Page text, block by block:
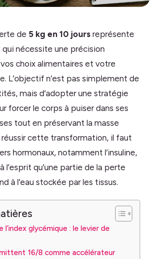
de 5 kg en 10 jours représente
nécessite une précision
choix alimentaires et votre
L’objectif n’est pas simplement de
mais d’adopter une stratégie
forcer le corps à puiser dans ses
tout en préservant la masse
réussir cette transformation, il faut
hormonaux, notamment l’insuline,
l’esprit qu’une partie de la perte
à l’eau stockée par les tissus.
l’index glycémique : le levier de
16/8 comme accélérateur